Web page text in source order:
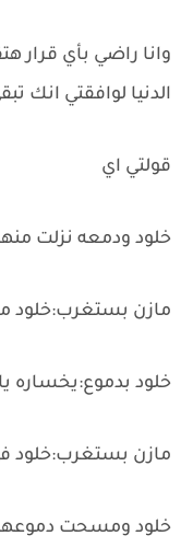
وانا راضي بأي
الدنيا لوافقتي انك
قولتي اي
خلود ودمعه نزلت
مازن بستغرب:خلود
خلود بدموع:يخساره
مازن بستغرب:خلود
خلود ومسحت